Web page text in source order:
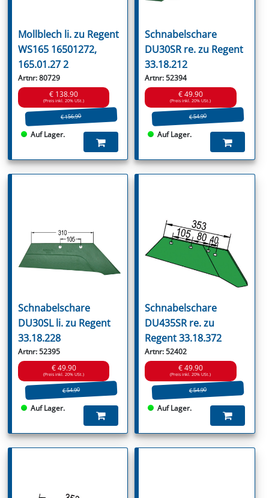
Mollblech li. zu Regent
WS165 16501272,
165.01.27 2
Artnr: 80729
€ 138.90
(Preis inkl. 20% USt.)
€ 156.90
Auf Lager.
Schnabelschare
DU30SR re. zu Regent
33.18.212
Artnr: 52394
€ 49.90
(Preis inkl. 20% USt.)
€ 54.90
Auf Lager.
Schnabelschare
DU30SL li. zu Regent
33.18.228
Artnr: 52395
€ 49.90
(Preis inkl. 20% USt.)
€ 54.90
Auf Lager.
Schnabelschare
DU435SR re. zu
Regent 33.18.372
Artnr: 52402
€ 49.90
(Preis inkl. 20% USt.)
€ 54.90
Auf Lager.